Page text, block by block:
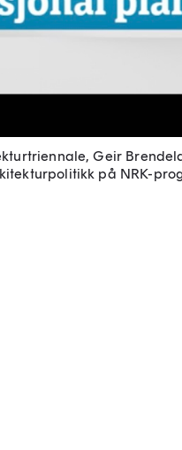
Geir
på NRK-